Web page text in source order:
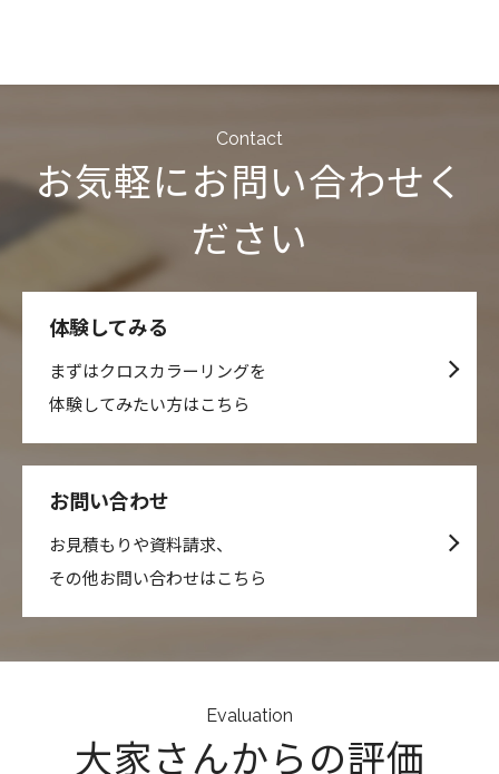
Contact
お気軽にお問い合わせく
ださい
体験してみる
まずはクロスカラーリングを
体験してみたい方はこちら
お問い合わせ
お見積もりや資料請求、
その他お問い合わせはこちら
Evaluation
大家さんからの評価